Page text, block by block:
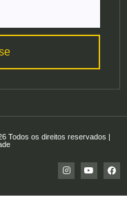
Todos os direitos reservados |